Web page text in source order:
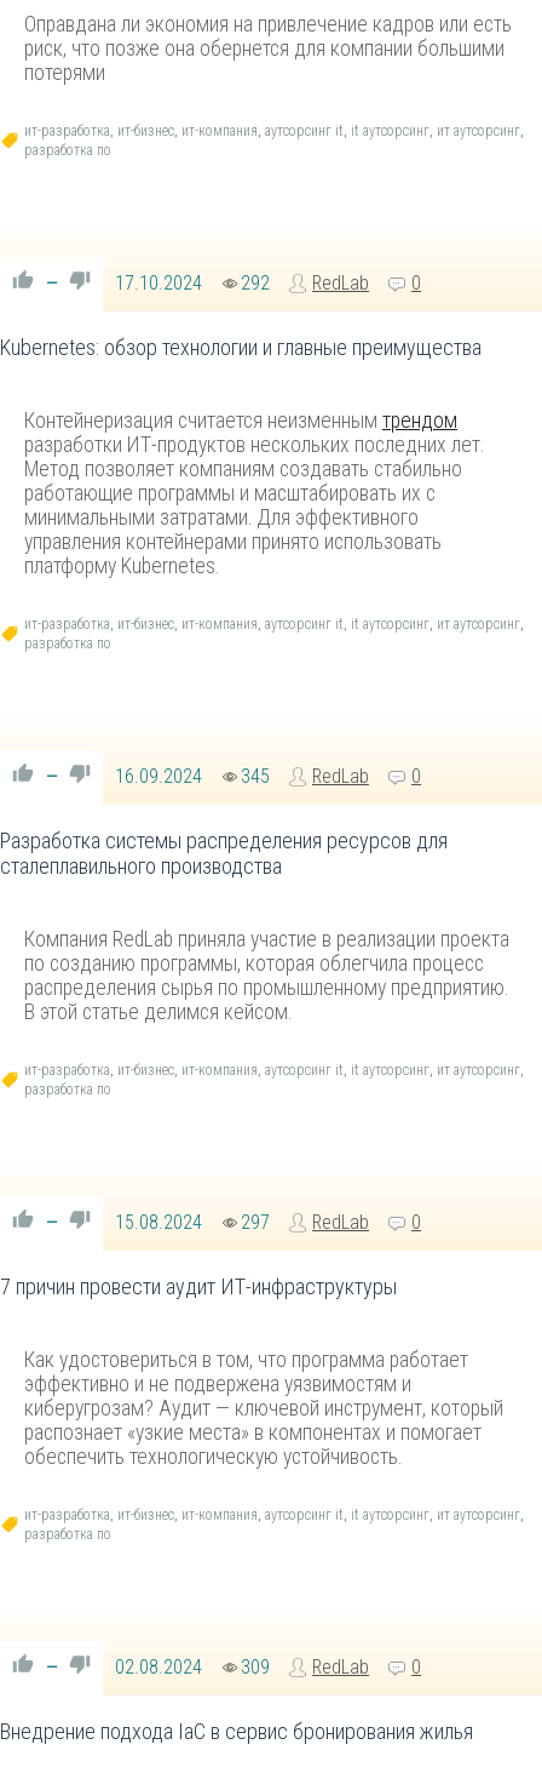
Оправдана ли экономия на привлечение кадров или есть
риск, что позже она обернется для компании большими
потерями
ит-разработка ит-бизнес ит-компания аутсорсинг it it аутсорсинг ит аутсорсинг
разработка по
— 17.10.2024 292 RedLab 0
Kubernetes: обзор технологии и главные преимущества
Контейнеризация считается неизменным трендом
разработки ИТ-продуктов нескольких последних лет.
Метод позволяет компаниям создавать стабильно
работающие программы и масштабировать их с
минимальными затратами. Для эффективного
управления контейнерами принято использовать
платформу Kubernetes.
ит-разработка ит-бизнес ит-компания аутсорсинг it it аутсорсинг ит аутсорсинг
разработка по
— 16.09.2024 345 RedLab 0
Разработка системы распределения ресурсов для
сталеплавильного производства
Компания RedLab приняла участие в реализации проекта
по созданию программы, которая облегчила процесс
распределения сырья по промышленному предприятию.
В этой статье делимся кейсом.
ит-разработка ит-бизнес ит-компания аутсорсинг it it аутсорсинг ит аутсорсинг
разработка по
— 15.08.2024 297 RedLab 0
7 причин провести аудит ИТ-инфраструктуры
Как удостовериться в том, что программа работает
эффективно и не подвержена уязвимостям и
киберугрозам? Аудит — ключевой инструмент, который
распознает «узкие места» в компонентах и помогает
обеспечить технологическую устойчивость.
ит-разработка ит-бизнес ит-компания аутсорсинг it it аутсорсинг ит аутсорсинг
разработка по
— 02.08.2024 309 RedLab 0
Внедрение подхода IaC в сервис бронирования жилья